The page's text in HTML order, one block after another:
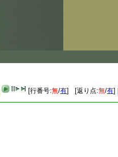
[行番号:無/有] [返り点:無/有]